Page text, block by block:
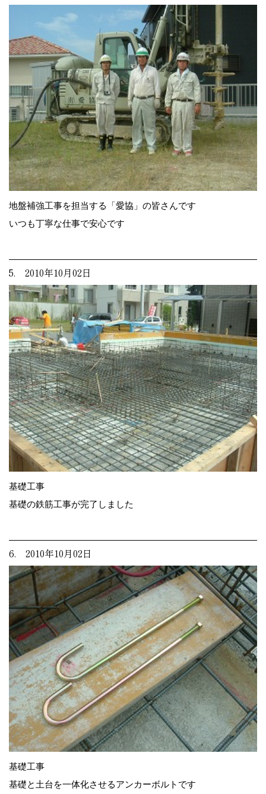
地盤補強工事を担当する「愛協」の皆さんです
いつも丁寧な仕事で安心です
5. 2010年10月02日
基礎工事
基礎の鉄筋工事が完了しました
6. 2010年10月02日
基礎工事
基礎と土台を一体化させるアンカーボルトです